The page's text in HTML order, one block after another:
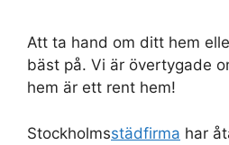
Att ta hand om ditt hem
bäst på. Vi är övertygade
hem är ett rent hem!
Stockholmsstädfirma har